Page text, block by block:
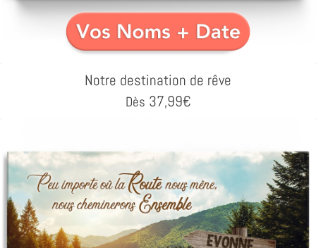
Notre destination de rêve
Dès 37,99€